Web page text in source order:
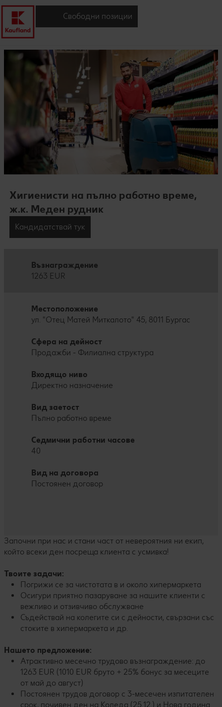
Свободни позиции
Хигиенисти на пълно работно време,
ж.к. Меден рудник
Кандидатствай тук
Възнаграждение
1263 EUR
Местоположение
ул. "Отец Матей Миткалото" 45, 8011 Бургас
Сфера на дейност
Продажби - Филиална структура
Входящо ниво
Директно назначение
Вид заетост
Пълно работно време
Седмични работни часове
40
Вид на договора
Постоянен договор
Започни при нас и стани част от невероятния ни екип,
който всеки ден посреща клиента с усмивка!
Твоите задачи:
Погрижи се за чистотата в и около хипермаркета
Осигури приятно пазаруване за нашите клиенти с
вежливо и отзивчиво обслужване
Съдействай на колегите си с дейности, свързани със
стоките в хипермаркета и др.
Нашето предложение:
Атрактивно месечно трудово възнаграждение: до
1263 EUR (1010 EUR бруто + 25% бонус за месеците
от май до август)
Постоянен трудов договор с 3-месечен изпитателен
срок, почивен ден на Коледа (25.12.) и Нова година